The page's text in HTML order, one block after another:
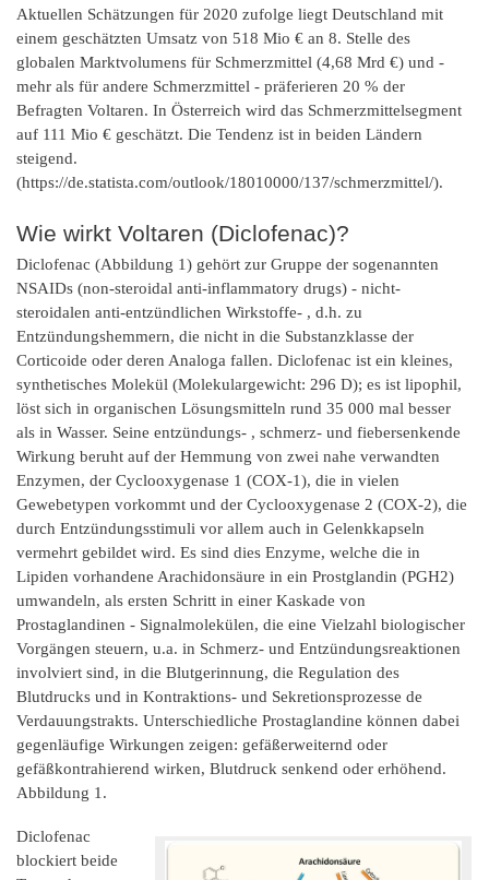
Aktuellen Schätzungen für 2020 zufolge liegt Deutschland mit
einem geschätzten Umsatz von 518 Mio € an 8. Stelle des
globalen Marktvolumens für Schmerzmittel (4,68 Mrd €) und -
mehr als für andere Schmerzmittel - präferieren 20 % der
Befragten Voltaren. In Österreich wird das Schmerzmittelsegment
auf 111 Mio € geschätzt. Die Tendenz ist in beiden Ländern
steigend.
(https://de.statista.com/outlook/18010000/137/schmerzmittel/).
Wie wirkt Voltaren (Diclofenac)?
Diclofenac (Abbildung 1) gehört zur Gruppe der sogenannten
NSAIDs (non-steroidal anti-inflammatory drugs) - nicht-
steroidalen anti-entzündlichen Wirkstoffe- , d.h. zu
Entzündungshemmern, die nicht in die Substanzklasse der
Corticoide oder deren Analoga fallen. Diclofenac ist ein kleines,
synthetisches Molekül (Molekulargewicht: 296 D); es ist lipophil,
löst sich in organischen Lösungsmitteln rund 35 000 mal besser
als in Wasser. Seine entzündungs- , schmerz- und fiebersenkende
Wirkung beruht auf der Hemmung von zwei nahe verwandten
Enzymen, der Cyclooxygenase 1 (COX-1), die in vielen
Gewebetypen vorkommt und der Cyclooxygenase 2 (COX-2), die
durch Entzündungsstimuli vor allem auch in Gelenkkapseln
vermehrt gebildet wird. Es sind dies Enzyme, welche die in
Lipiden vorhandene Arachidonsäure in ein Prostglandin (PGH2)
umwandeln, als ersten Schritt in einer Kaskade von
Prostaglandinen - Signalmolekülen, die eine Vielzahl biologischer
Vorgängen steuern, u.a. in Schmerz- und Entzündungsreaktionen
involviert sind, in die Blutgerinnung, die Regulation des
Blutdrucks und in Kontraktions- und Sekretionsprozesse de
Verdauungstrakts. Unterschiedliche Prostaglandine können dabei
gegenläufige Wirkungen zeigen: gefäßerweiternd oder
gefäßkontrahierend wirken, Blutdruck senkend oder erhöhend.
Abbildung 1.
Diclofenac
blockiert beide